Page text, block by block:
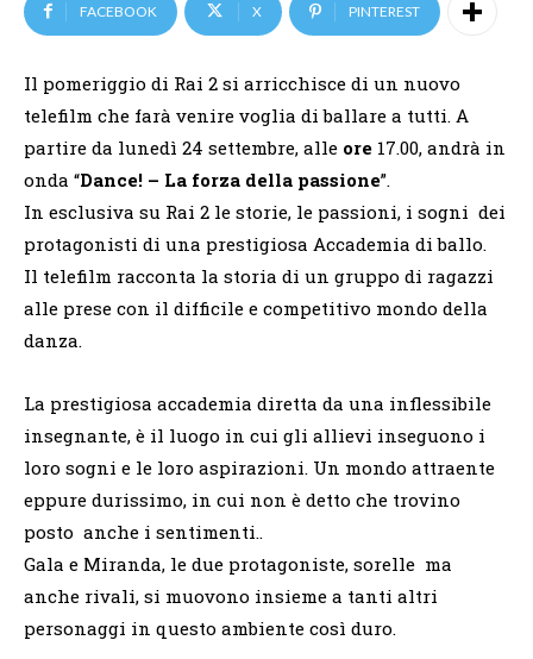
FACEBOOK X PINTEREST
Il pomeriggio di Rai 2 si arricchisce di un nuovo
telefilm che farà venire voglia di ballare a tutti. A
partire da lunedì 24 settembre, alle ore 17.00, andrà in
onda “Dance! – La forza della passione”.
In esclusiva su Rai 2 le storie, le passioni, i sogni dei
protagonisti di una prestigiosa Accademia di ballo.
Il telefilm racconta la storia di un gruppo di ragazzi
alle prese con il difficile e competitivo mondo della
danza.
La prestigiosa accademia diretta da una inflessibile
insegnante, è il luogo in cui gli allievi inseguono i
loro sogni e le loro aspirazioni. Un mondo attraente
eppure durissimo, in cui non è detto che trovino
posto anche i sentimenti..
Gala e Miranda, le due protagoniste, sorelle ma
anche rivali, si muovono insieme a tanti altri
personaggi in questo ambiente così duro.